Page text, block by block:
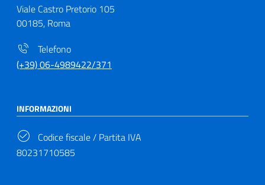
Viale Castro Pretorio 105
00185, Roma
Telefono
(+39) 06-4989422/371
INFORMAZIONI
Codice fiscale / Partita IVA
80231710585